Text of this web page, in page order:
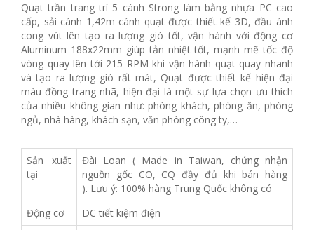
Quạt trần trang trí 5 cánh Strong làm bằng nhựa PC cao
cấp, sải cánh 1,42m cánh quạt được thiết kế 3D, đầu ánh
cong vút lên tạo ra lượng gió tốt, vận hành với động cơ
Aluminum 188x22mm giúp tản nhiệt tốt, mạnh mẽ tốc độ
vòng quay lên tới 215 RPM khi vận hành quạt quay nhanh
và tạo ra lượng gió rất mát, Quạt được thiết kế hiện đại
màu đồng trang nhã, hiện đại là một sự lựa chọn ưu thích
của nhiều không gian như: phòng khách, phòng ăn, phòng
ngủ, nhà hàng, khách sạn, văn phòng công ty,…
Sản xuất
tại
Đài Loan ( Made in Taiwan, chứng nhận
nguồn gốc CO, CQ đầy đủ khi bán hàng
). Lưu ý: 100% hàng Trung Quốc không có
Động cơ
DC tiết kiệm điện